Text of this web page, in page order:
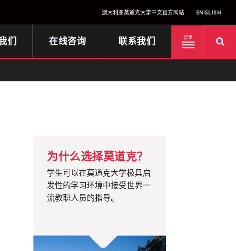
澳大利亚莫道克大学中文官方网站 ENGLISH
们 在线咨询 联系我们 菜单
为什么选择莫道克？
学生可以在莫道克大学极具启
发性的学习环境中接受世界一
流教职人员的指导。